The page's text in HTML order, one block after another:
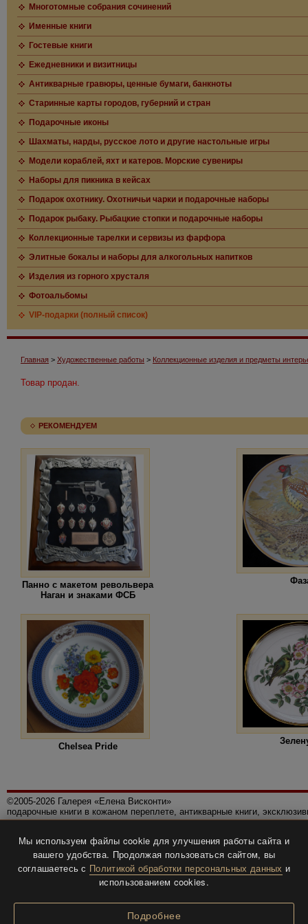
Многотомные собрания сочинений
Именные книги
Гостевые книги
Ежедневники и визитницы
Антикварные гравюры, ценные бумаги, банкноты
Старинные карты городов, губерний и стран
Подарочные иконы
Шахматы, нарды, русское лото и другие настольные игры
Модели кораблей, яхт и катеров. Морские сувениры
Наборы для пикника в кейсах
Подарок охотнику. Охотничьи чарки и подарочные наборы
Подарок рыбаку. Рыбацкие стопки и подарочные наборы
Коллекционные тарелки и сервизы из фарфора
Элитные бокалы и наборы для алкогольных напитков
Изделия из горного хрусталя
Фотоальбомы
VIP-подарки (полный список)
Главная > Художественные работы > Коллекционные изделия и предметы
Товар продан.
РЕКОМЕНДУЕМ
Панно с макетом револьвера
Наган и знаками ФСБ
Chelsea Pride
©2005-2026 Галерея «Елена Висконти»
подарочные книги в кожаном переплете, антикварные книги,
Политика конфиденциальности
Все права защищены.
Разработка и дизайнBTV-info.
Мы используем файлы cookie для улучшения работы сайта и
вашего удобства. Продолжая пользоваться сайтом, вы
соглашаетесь с Политикой обработки персональных данных и
использованием cookies.
Подробнее